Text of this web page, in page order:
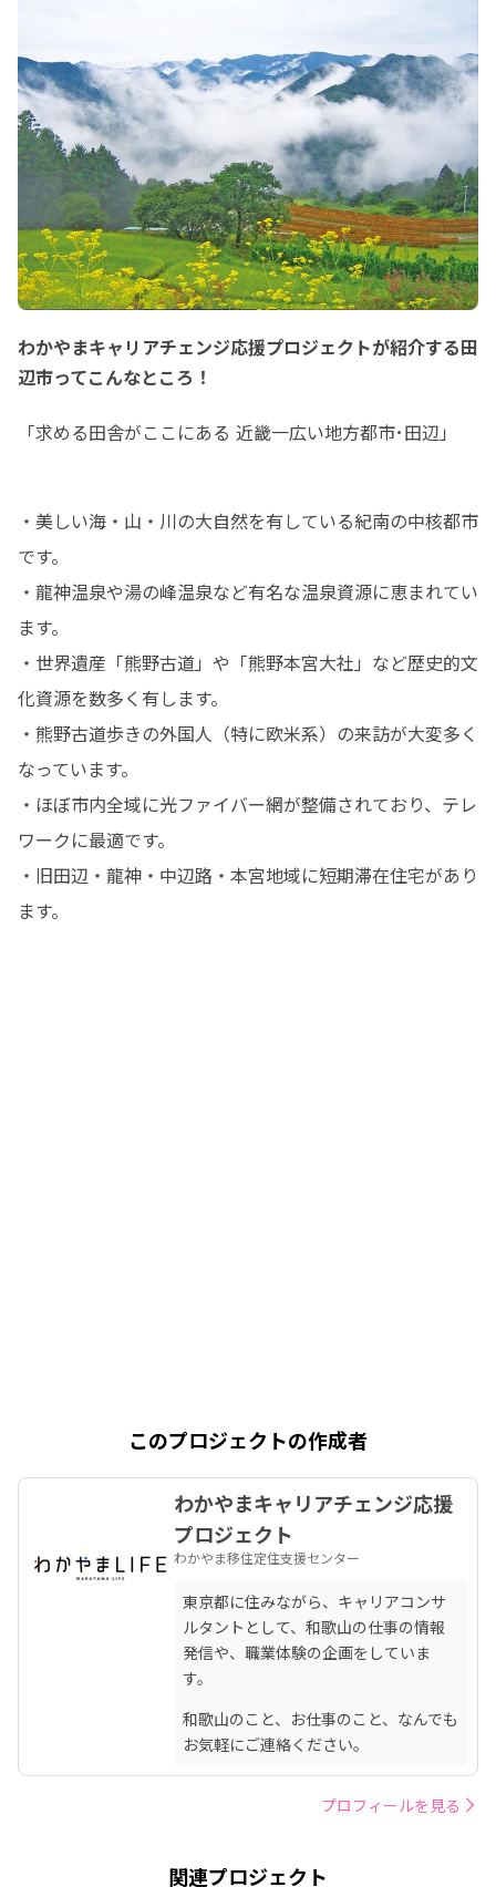
わかやまキャリアチェンジ応援プロジェクトが紹介する田
辺市ってこんなところ！
「求める田舎がここにある 近畿一広い地方都市･田辺」
・美しい海・山・川の大自然を有している紀南の中核都市
です。
・龍神温泉や湯の峰温泉など有名な温泉資源に恵まれてい
ます。
・世界遺産「熊野古道」や「熊野本宮大社」など歴史的文
化資源を数多く有します。
・熊野古道歩きの外国人（特に欧米系）の来訪が大変多く
なっています。
・ほぼ市内全域に光ファイバー網が整備されており、テレ
ワークに最適です。
・旧田辺・龍神・中辺路・本宮地域に短期滞在住宅があり
ます。
このプロジェクトの作成者
わかやまキャリアチェンジ応援
プロジェクト
わかやま移住定住支援センター
東京都に住みながら、キャリアコンサ
ルタントとして、和歌山の仕事の情報
発信や、職業体験の企画をしていま
す。
和歌山のこと、お仕事のこと、なんでも
お気軽にご連絡ください。
プロフィールを見る
関連プロジェクト